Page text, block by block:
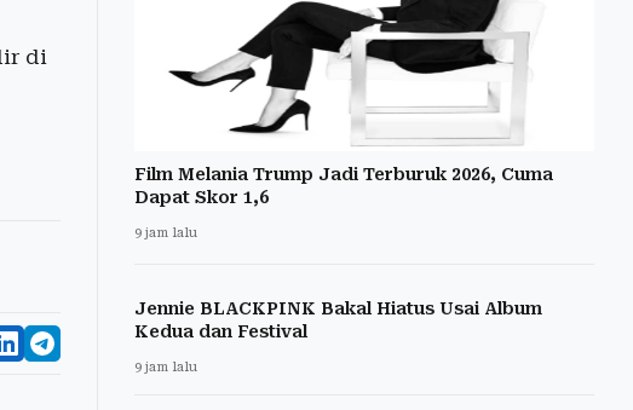
di
Film Melania Trump Jadi Terburuk 2026, Cuma
Dapat Skor 1,6
9 jam lalu
Jennie BLACKPINK Bakal Hiatus Usai Album
Kedua dan Festival
9 jam lalu